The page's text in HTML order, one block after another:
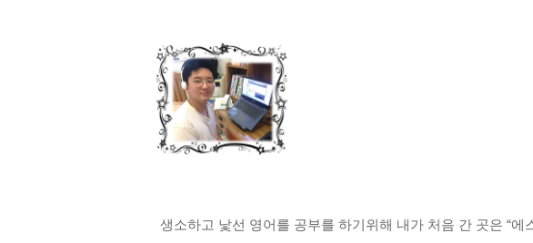
생소하고 낯선 영어를 공부를 하기위해 내가 처음 간 곳은 “에